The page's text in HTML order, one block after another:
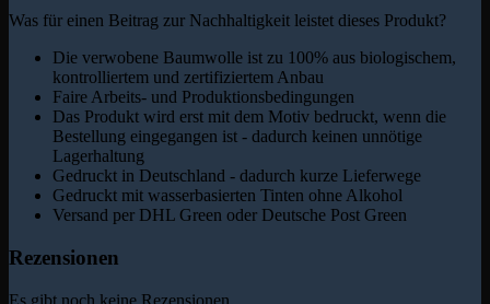
Was für einen Beitrag zur Nachhaltigkeit leistet dieses Produkt?
Die verwobene Baumwolle ist zu 100% aus biologischem,
kontrolliertem und zertifiziertem Anbau
Faire Arbeits- und Produktionsbedingungen
Das Produkt wird erst mit dem Motiv bedruckt, wenn die
Bestellung eingegangen ist - dadurch keinen unnötige
Lagerhaltung
Gedruckt in Deutschland - dadurch kurze Lieferwege
Gedruckt mit wasserbasierten Tinten ohne Alkohol
Versand per DHL Green oder Deutsche Post Green
Rezensionen
Es gibt noch keine Rezensionen.